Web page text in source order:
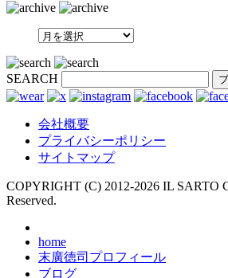
SEARCH
会社概要
プライバシーポリシー
サイトマップ
COPYRIGHT (C) 2012-2026 IL SARTO
Reserved.
home
末廣徳司プロフィール
ブログ